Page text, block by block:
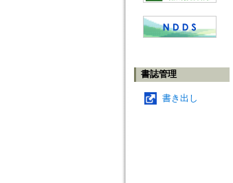
書誌管理
書き出し